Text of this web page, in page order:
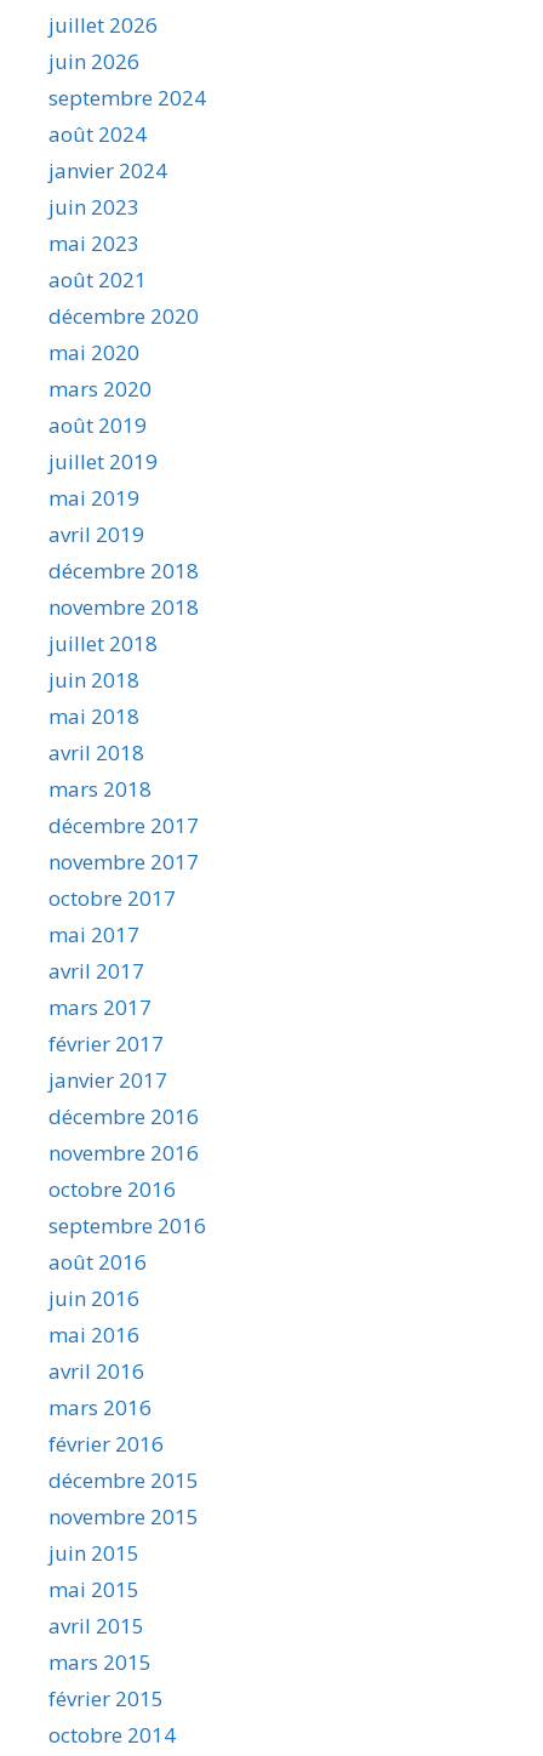
juillet 2026
juin 2026
septembre 2024
août 2024
janvier 2024
juin 2023
mai 2023
août 2021
décembre 2020
mai 2020
mars 2020
août 2019
juillet 2019
mai 2019
avril 2019
décembre 2018
novembre 2018
juillet 2018
juin 2018
mai 2018
avril 2018
mars 2018
décembre 2017
novembre 2017
octobre 2017
mai 2017
avril 2017
mars 2017
février 2017
janvier 2017
décembre 2016
novembre 2016
octobre 2016
septembre 2016
août 2016
juin 2016
mai 2016
avril 2016
mars 2016
février 2016
décembre 2015
novembre 2015
juin 2015
mai 2015
avril 2015
mars 2015
février 2015
octobre 2014